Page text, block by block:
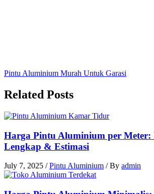
Pintu Aluminium Murah Untuk Garasi
Related Posts
Harga Pintu Aluminium per Meter:
Lengkap & Estimasi
July 7, 2025 /Pintu Aluminium / By admin